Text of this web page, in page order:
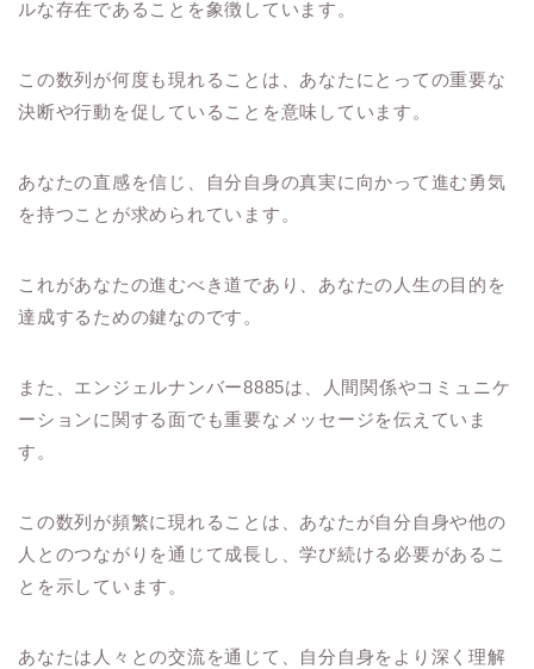
ルな存在であることを象徴しています。
この数列が何度も現れることは、あなたにとっての重要な
決断や行動を促していることを意味しています。
あなたの直感を信じ、自分自身の真実に向かって進む勇気
を持つことが求められています。
これがあなたの進むべき道であり、あなたの人生の目的を
達成するための鍵なのです。
また、エンジェルナンバー8885は、人間関係やコミュニケ
ーションに関する面でも重要なメッセージを伝えていま
す。
この数列が頻繁に現れることは、あなたが自分自身や他の
人とのつながりを通じて成長し、学び続ける必要があるこ
とを示しています。
あなたは人々との交流を通じて、自分自身をより深く理解